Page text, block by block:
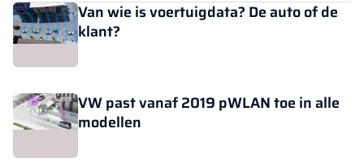
Van wie is voertuigdata? De auto of de
klant?
VW past vanaf 2019 pWLAN toe in alle
modellen